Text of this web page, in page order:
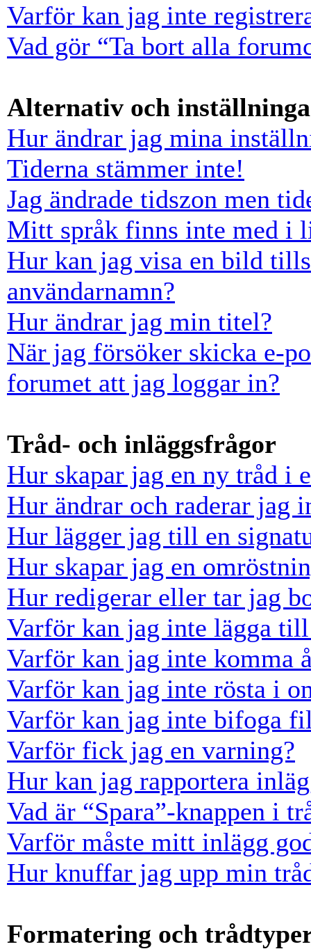
Varför kan jag inte
Vad gör “Ta bort alla
Alternativ och
Hur ändrar jag mina
Tiderna stämmer inte!
Jag ändrade tidszon men
Mitt språk finns inte med i
Hur kan jag visa en bild
användarnamn?
Hur ändrar jag min titel?
När jag försöker skicka e-
forumet att jag loggar in?
Tråd- och inläggsfrågor
Hur skapar jag en ny tråd i
Hur ändrar och raderar jag
Hur lägger jag till en
Hur skapar jag en
Hur redigerar eller tar jag
Varför kan jag inte lägga
Varför kan jag inte komma
Varför kan jag inte rösta i
Varför kan jag inte bifoga
Varför fick jag en varning?
Hur kan jag rapportera
Vad är “Spara”-knappen i
Varför måste mitt inlägg
Hur knuffar jag upp min
Formatering och